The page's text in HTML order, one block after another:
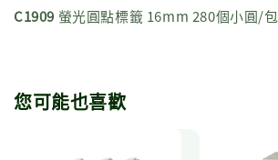
C1909 螢光圓點標籤 16mm 280個小圓/包
您可能也喜歡